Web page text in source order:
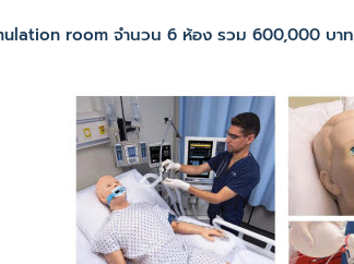
room จำนวน 6 ห้อง รวม 600,000 บาท